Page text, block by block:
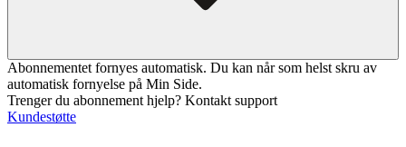
Abonnementet fornyes automatisk. Du kan når som helst skru av
automatisk fornyelse på Min Side.
Trenger du abonnement hjelp? Kontakt support
Kundestøtte